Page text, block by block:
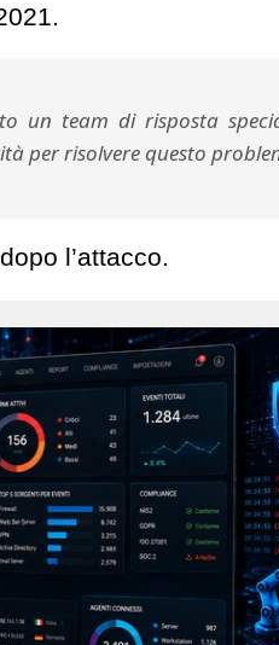
un team di risposta
per risolvere questo
l’attacco.